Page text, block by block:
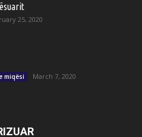
25, 2020
miqësi March 7, 2020